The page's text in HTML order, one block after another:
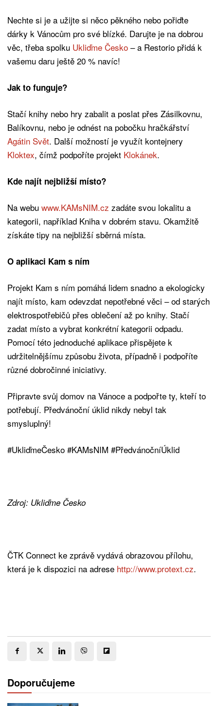
Nechte si je a užijte si něco pěkného nebo pořiďte
dárky k Vánocům pro své blízké. Darujte je na dobrou
věc, třeba spolku Ukliďme Česko – a Restorio přidá k
vašemu daru ještě 20 % navíc!
Jak to funguje?
Stačí knihy nebo hry zabalit a poslat přes Zásilkovnu,
Balíkovnu, nebo je odnést na pobočku hračkářství
Agátin Svět. Další možností je využít kontejnery
Kloktex, čímž podpoříte projekt Klokánek.
Kde najít nejbližší místo?
Na webu www.KAMsNIM.cz zadáte svou lokalitu a
kategorii, například Kniha v dobrém stavu. Okamžitě
získáte tipy na nejbližší sběrná místa.
O aplikaci Kam s ním
Projekt Kam s ním pomáhá lidem snadno a ekologicky
najít místo, kam odevzdat nepotřebné věci – od starých
elektrospotřebičů přes oblečení až po knihy. Stačí
zadat místo a vybrat konkrétní kategorii odpadu.
Pomocí této jednoduché aplikace přispějete k
udržitelnějšímu způsobu života, případně i podpoříte
různé dobročinné iniciativy.
Připravte svůj domov na Vánoce a podpořte ty, kteří to
potřebují. Předvánoční úklid nikdy nebyl tak
smysluplný!
#UkliďmeČesko #KAMsNIM #PředvánočníÚklid
Zdroj: Ukliďme Česko
ČTK Connect ke zprávě vydává obrazovou přílohu,
která je k dispozici na adrese http://www.protext.cz.
Doporučujeme